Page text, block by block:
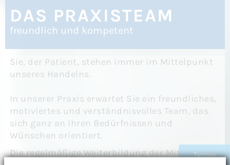
Termin
DAS PRAXISTEAM
freundlich und kompetent
Sie, der Patient, stehen immer im Mittelpunkt
unseres Handelns.
In unserer Praxis erwartet Sie ein freundliches,
motiviertes und verständnisvolles Team, das
sich ganz an Ihren Bedürfnissen und
Wünschen orientiert.
Die regelmäßige Weiterbildung der Mitarbeiter